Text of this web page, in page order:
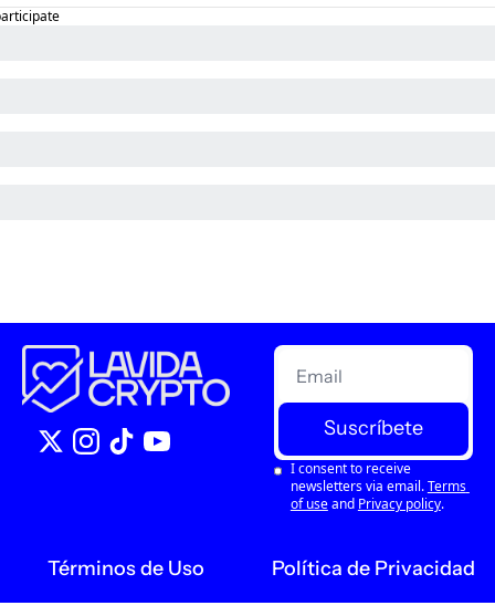
Suscríbete
I consent to receive
newsletters via email.Terms
of useand Privacy policy.
Términos de Uso Política de Privacidad